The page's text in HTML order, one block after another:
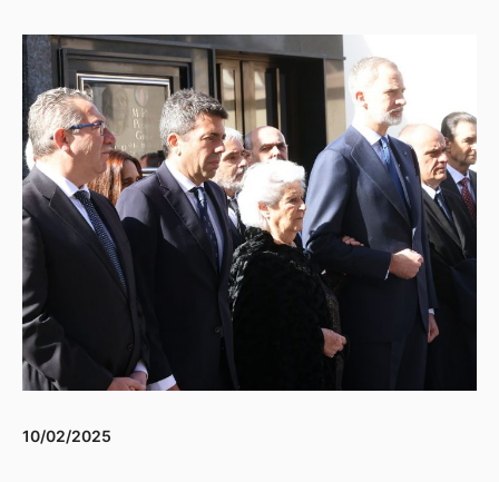
10/02/2025